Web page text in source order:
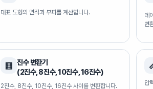
대표 도형의 면적과 부피를 계산합니다.
데
변
🧮 진수 변환기
(2진수, 8진수, 10진수, 16진수)
2진수, 8진수, 10진수, 16진수 사이를 변환합니다. 압